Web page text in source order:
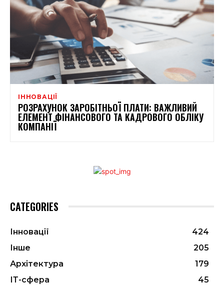
ІННОВАЦІЇ
РОЗРАХУНОК ЗАРОБІТНЬОЇ ПЛАТИ: ВАЖЛИВИЙ
ЕЛЕМЕНТ ФІНАНСОВОГО ТА КАДРОВОГО ОБЛІКУ
КОМПАНІЇ
CATEGORIES
Інновації
424
Інше
205
Архітектура
179
ІТ-сфера
45